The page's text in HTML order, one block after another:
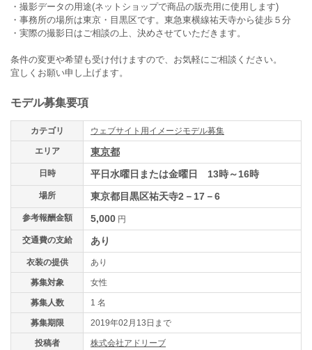
・撮影データの用途(ネットショップで商品の販売用に使用します)
・事務所の場所は東京・目黒区です。東急東横線祐天寺から徒歩５分
・実際の撮影日はご相談の上、決めさせていただきます。
条件の変更や希望も受け付けますので、お気軽にご相談ください。
宜しくお願い申し上げます。
モデル募集要項
カテゴリ ウェブサイト用イメージモデル募集
エリア 東京都
日時 平日水曜日または金曜日 13時～16時
場所 東京都目黒区祐天寺2－17－6
参考報酬金額 5,000 円
交通費の支給 あり
衣装の提供 あり
募集対象 女性
募集人数 1 名
募集期限 2019年02月13日まで
投稿者 株式会社アドリーブ